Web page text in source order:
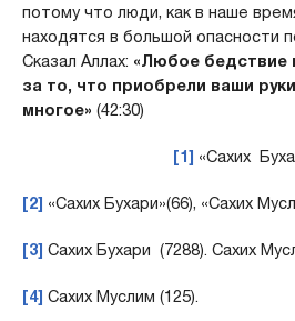
потому что люди, как в наше
находятся в большой опасности
Сказал Аллах: «Любое бедствие
за то, что приобрели ваши
многое» (42:30)
[1] «Сахих
[2] «Сахих Бухари»(66), «Сахих
[3] Сахих Бухари (7288). Сахих
[4] Сахих Муслим (125).